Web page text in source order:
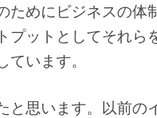
ためにビジネスの体
プットとしてそれら
います。
と思います。以前の